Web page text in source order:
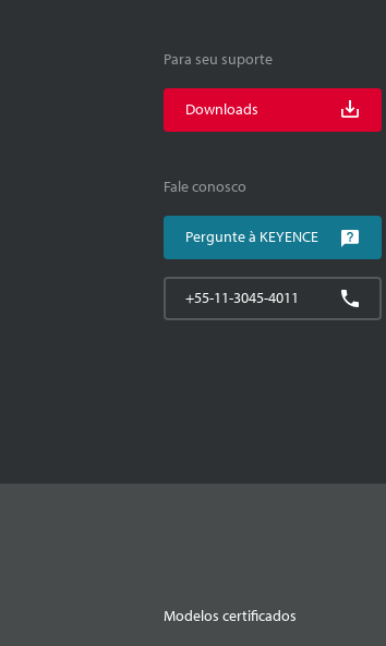
Para seu suporte
Downloads
Fale conosco
Pergunte à KEYENCE
+55-11-3045-4011
Modelos certificados